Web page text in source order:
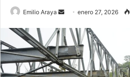
Emilio Araya
Send
email
enero 27, 2026